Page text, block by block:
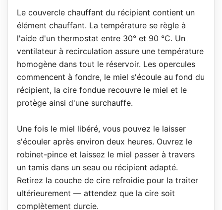
Le couvercle chauffant du récipient contient un
élément chauffant. La température se règle à
l'aide d'un thermostat entre 30° et 90 °C. Un
ventilateur à recirculation assure une température
homogène dans tout le réservoir. Les opercules
commencent à fondre, le miel s'écoule au fond du
récipient, la cire fondue recouvre le miel et le
protège ainsi d'une surchauffe.
Une fois le miel libéré, vous pouvez le laisser
s'écouler après environ deux heures. Ouvrez le
robinet-pince et laissez le miel passer à travers
un tamis dans un seau ou récipient adapté.
Retirez la couche de cire refroidie pour la traiter
ultérieurement — attendez que la cire soit
complètement durcie.